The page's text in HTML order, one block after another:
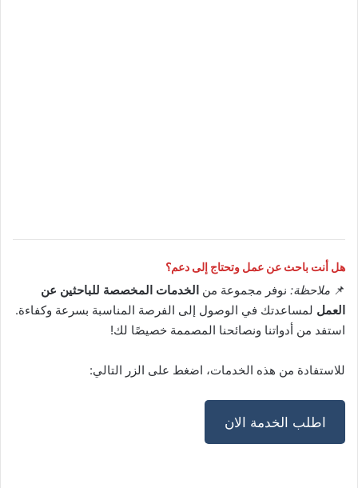
هل أنت باحث عن عمل وتحتاج إلى دعم؟
📌 ملاحظة: نوفر مجموعة من الخدمات المخصصة للباحثين عن
العمل لمساعدتك في الوصول إلى الفرصة المناسبة بسرعة وكفاءة.
استفد من أدواتنا ونصائحنا المصممة خصيصًا لك!
للاستفادة من هذه الخدمات، اضغط على الزر التالي:
اطلب الخدمة الان